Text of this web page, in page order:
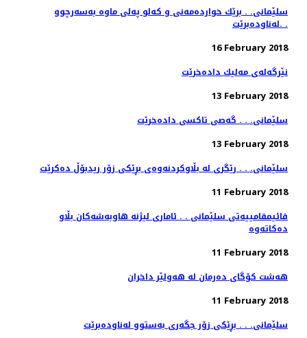
سلێمانی. . برێك خوارده‌مه‌نی و كه‌لو په‌لی ماوه‌ به‌سه‌رچوو
له‌ناوده‌برێت. .
16 February 2018
نێرگه‌له‌ی مه‌لیك داده‌خرێت
13 February 2018
سلێمانی. . . گه‌صی تاكسی داده‌خرێت
13 February 2018
سلێمانی. . . رێگری له‌ بڵاوكردنه‌وه‌ی بڕێكی زۆر ریدبۆڵ ده‌كرێت
11 February 2018
قائیمقامییه‌تی سلێمانی . . ئاماری لیژنه‌ هاوبه‌شه‌كان بڵاو
11 February 2018
هەشت كۆگای دەرمان لە هەولێر داخران
11 February 2018
سلێمانی. . . بڕێكی زۆر جگه‌ری به‌ستوو له‌ناوده‌برێت